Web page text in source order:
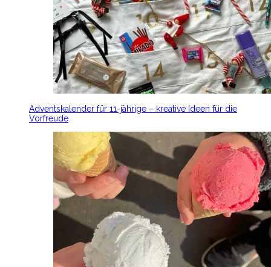
Adventskalender für 11-jährige – kreative Ideen für die
Vorfreude